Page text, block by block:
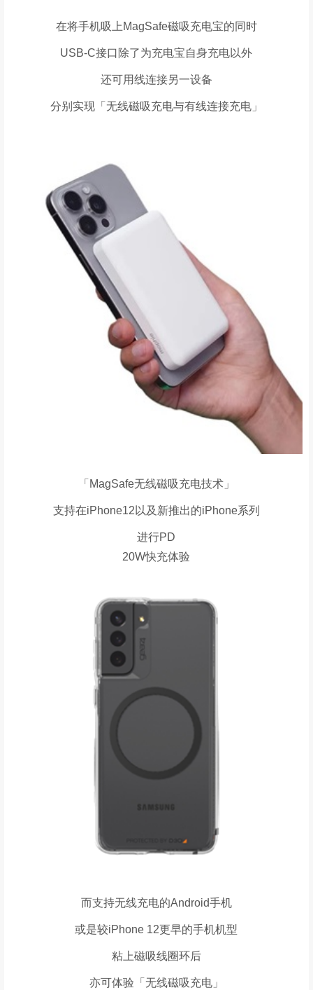
在将手机吸上 MagSafe磁吸充电宝的同时
USB-C接口除了为充电宝自身充电以外
还可用线连接另一设备
分别实现「无线磁吸充电与有线连接充电」
「 MagSafe无线磁吸充电技术」
支持在iPhone12以及新推出的iPhone系列
进行PD
20W快充体验
而支持无线充电的Android手机
或是较iPhone 12更早的手机机型
粘上磁吸线圈环后
亦可体验「无线磁吸充电」